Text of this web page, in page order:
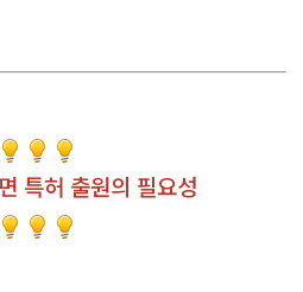
특허 출원의 필요성